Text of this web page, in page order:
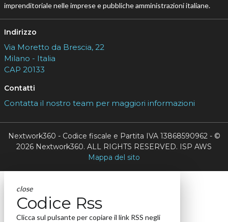
imprenditoriale nelle imprese e pubbliche amministrazioni italiane.
Indirizzo
Via Moretto da Brescia, 22
Milano - Italia
CAP 20133
Contatti
Contatta il nostro team per maggiori informazioni
Nextwork360 - Codice fiscale e Partita IVA 13868590962 - ©
2026 Nextwork360. ALL RIGHTS RESERVED. ISP AWS
Mappa del sito
close
Codice Rss
Clicca sul pulsante per copiare il link RSS negli